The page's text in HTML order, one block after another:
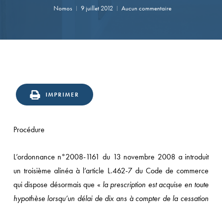
Nomos 9 juillet 2012 Aucun commentaire
IMPRIMER
Procédure
L’ordonnance n°2008-1161 du 13 novembre 2008 a introduit
un troisième alinéa à l’article L.462-7 du Code de commerce
qui dispose désormais que « la prescription est acquise en toute
hypothèse lorsqu’un délai de dix ans à compter de la cessation